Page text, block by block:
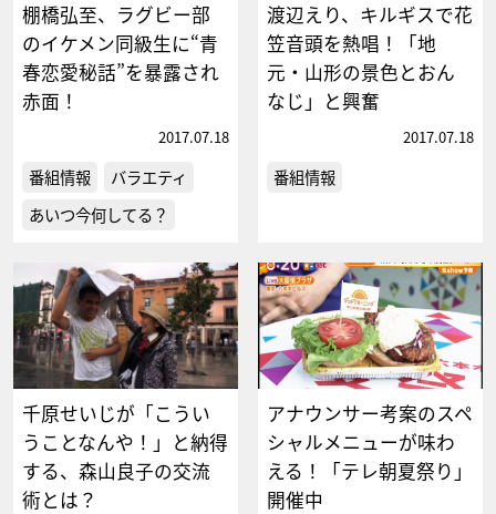
棚橋弘至、ラグビー部
のイケメン同級生に“青
春恋愛秘話”を暴露され
赤面！
2017.07.18
番組情報
バラエティ
あいつ今何してる？
渡辺えり、キルギスで花
笠音頭を熱唱！「地
元・山形の景色とおん
なじ」と興奮
2017.07.18
番組情報
千原せいじが「こうい
うことなんや！」と納得
する、森山良子の交流
術とは？
アナウンサー考案のスペ
シャルメニューが味わ
える！「テレ朝夏祭り」
開催中